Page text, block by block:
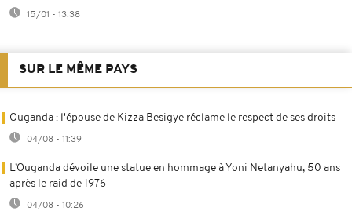
15/01 - 13:38
SUR LE MÊME PAYS
Ouganda : l'épouse de Kizza Besigye réclame le respect de ses droits
04/08 - 11:39
L’Ouganda dévoile une statue en hommage à Yoni Netanyahu, 50 ans
après le raid de 1976
04/08 - 10:26